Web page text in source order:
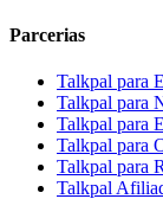
Parcerias
Talkpal para
Talkpal para
Talkpal para
Talkpal para
Talkpal para
Talkpal